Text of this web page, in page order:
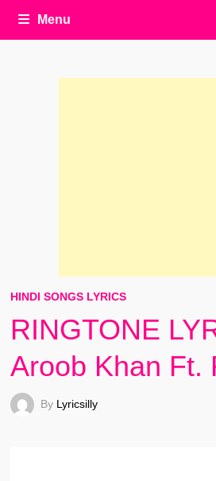
Menu
HINDI SONGS LYRICS
RINGTONE
Aroob Khan Ft.
By Lyricsilly